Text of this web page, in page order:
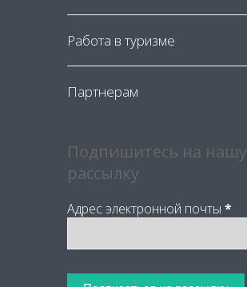
Работа в туризме
Партнерам
Подпишитесь на нашу
рассылку
Адрес электронной почты *